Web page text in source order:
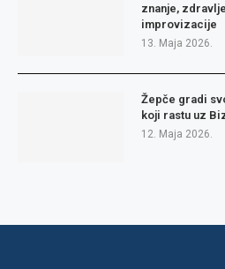
znanje,
improvizacije
13. Maja 2026.
Žepče gradi
koji rastu uz
12. Maja 2026.